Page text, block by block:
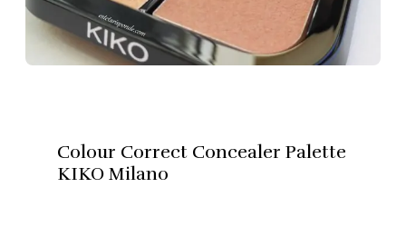
Colour Correct Concealer Palette
KIKO Milano